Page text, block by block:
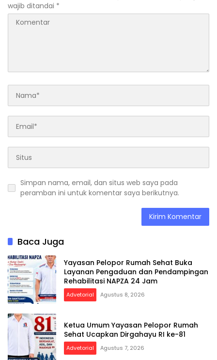
wajib ditandai *
Simpan nama, email, dan situs web saya pada
peramban ini untuk komentar saya berikutnya.
Baca Juga
Yayasan Pelopor Rumah Sehat Buka
Layanan Pengaduan dan Pendampingan
Rehabilitasi NAPZA 24 Jam
Advetorial Agustus 8, 2026
Ketua Umum Yayasan Pelopor Rumah
Sehat Ucapkan Dirgahayu RI ke-81
Advetorial Agustus 7, 2026